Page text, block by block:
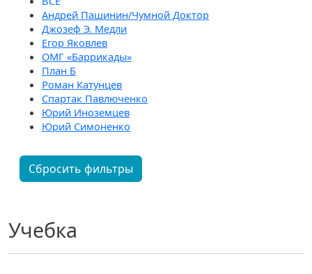
Учебка
Андрей Пашинин/Чумной Доктор
Джозеф Э. Медли
Егор Яковлев
ОМГ «Баррикады»
План Б
Роман Катунцев
Спартак Павлюченко
Юрий Иноземцев
Юрий Симоненко
Сбросить фильтры